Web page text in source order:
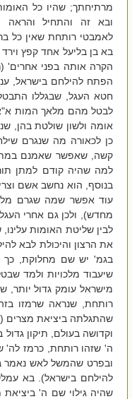
מרתיחתך; שהיו כל
ובא זה והתחיל
לאמבטי רותחת שאין כל
בא בן בליעל אחד קפץ
הקרה אותה בפני
הפתח להילחם בישראל,
חטא העגל, שבגללו
לבטל מהם מלאך המות
אומה ולשון שולטת בהן,
כן לכאורה מה שנגרם
קשה, שאפשר שאמנם במתן
למה שהיה קודם למתן
בנוסף, הוא נחשב אשם
עוד אפשר שמה שגרם
מחדש), ולכן גם אחרי
לבין שליטת האומות
את הרצון והיכולת לבא
בגמ' יש שם מחלוקת, כך
שיעבוד מלכויות ולמד
מישראל עומק גדול
רותחת, שנראה שרמזו
שהתגלתה ביציאת מצרים
וקדושה בעולם, תיקון
ה' שזהו רותחת, כרמז לה'
ובפרט שהמשל לאש נאמר
להילחם בישראל). בא
שהיה גילוי שם ה'